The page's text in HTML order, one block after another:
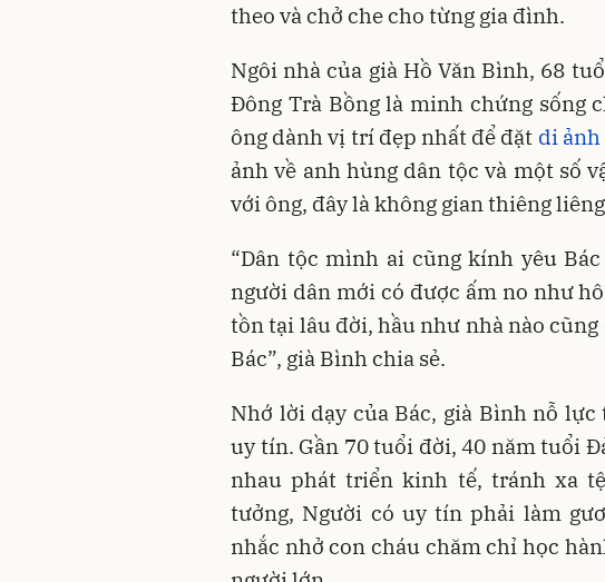
theo và chở che cho từng gia đình.
Ngôi nhà của già Hồ Văn Bình, 68
Đông Trà Bồng là minh chứng sống
ông dành vị trí đẹp nhất để đặt di ảnh
ảnh về anh hùng dân tộc và một số
với ông, đây là không gian thiêng
“Dân tộc mình ai cũng kính yêu
người dân mới có được ấm no như
tồn tại lâu đời, hầu như nhà nào
Bác”, già Bình chia sẻ.
Nhớ lời dạy của Bác, già Bình nỗ
uy tín. Gần 70 tuổi đời, 40 năm tuổi
nhau phát triển kinh tế, tránh xa
tưởng, Người có uy tín phải làm
nhắc nhở con cháu chăm chỉ học